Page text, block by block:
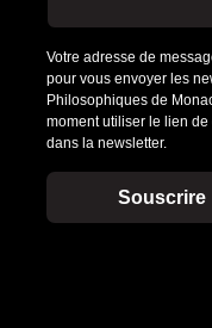
Votre adresse de
pour vous envoyer les
Philosophiques de
moment utiliser le lien
dans la newsletter.
Souscrire